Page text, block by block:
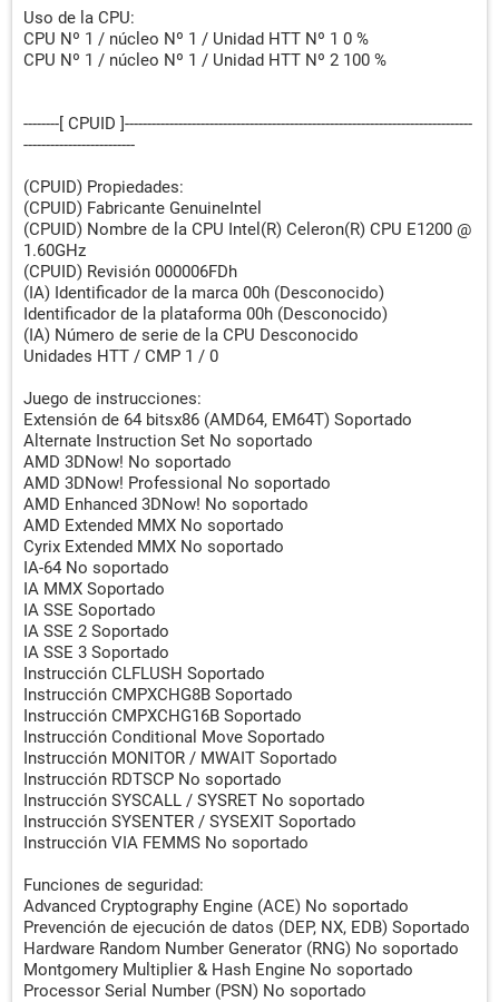
Uso de la CPU:
CPU Nº 1 / núcleo Nº 1 / Unidad HTT Nº 1 0 %
CPU Nº 1 / núcleo Nº 1 / Unidad HTT Nº 2 100 %
--------[ CPUID ]------------------------------------------------------------------------------
-------------------------
(CPUID) Propiedades:
(CPUID) Fabricante GenuineIntel
(CPUID) Nombre de la CPU Intel(R) Celeron(R) CPU E1200 @
1.60GHz
(CPUID) Revisión 000006FDh
(IA) Identificador de la marca 00h (Desconocido)
Identificador de la plataforma 00h (Desconocido)
(IA) Número de serie de la CPU Desconocido
Unidades HTT / CMP 1 / 0
Juego de instrucciones:
Extensión de 64 bitsx86 (AMD64, EM64T) Soportado
Alternate Instruction Set No soportado
AMD 3DNow! No soportado
AMD 3DNow! Professional No soportado
AMD Enhanced 3DNow! No soportado
AMD Extended MMX No soportado
Cyrix Extended MMX No soportado
IA-64 No soportado
IA MMX Soportado
IA SSE Soportado
IA SSE 2 Soportado
IA SSE 3 Soportado
Instrucción CLFLUSH Soportado
Instrucción CMPXCHG8B Soportado
Instrucción CMPXCHG16B Soportado
Instrucción Conditional Move Soportado
Instrucción MONITOR / MWAIT Soportado
Instrucción RDTSCP No soportado
Instrucción SYSCALL / SYSRET No soportado
Instrucción SYSENTER / SYSEXIT Soportado
Instrucción VIA FEMMS No soportado
Funciones de seguridad:
Advanced Cryptography Engine (ACE) No soportado
Prevención de ejecución de datos (DEP, NX, EDB) Soportado
Hardware Random Number Generator (RNG) No soportado
Montgomery Multiplier & Hash Engine No soportado
Processor Serial Number (PSN) No soportado